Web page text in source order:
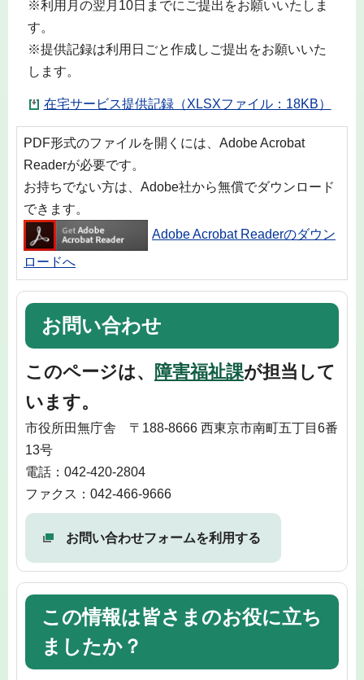
※利用月の翌月10日までにご提出をお願いいたしま
す。
※提供記録は利用日ごと作成しご提出をお願いいた
します。
在宅サービス提供記録（XLSXファイル：18KB）
PDF形式のファイルを開くには、Adobe Acrobat
Readerが必要です。
お持ちでない方は、Adobe社から無償でダウンロード
できます。
Adobe Acrobat Readerのダウン
ロードへ
お問い合わせ
このページは、 障害福祉課が担当して
います。
市役所田無庁舎 〒188-8666 西東京市南町五丁目6番
13号
電話：042-420-2804
ファクス：042-466-9666
お問い合わせフォームを利用する
この情報は皆さまのお役に立ち
ましたか？